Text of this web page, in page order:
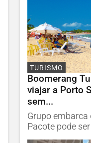
TURISMO
Boomerang
viajar a Porto
sem...
Grupo embarca
Pacote pode